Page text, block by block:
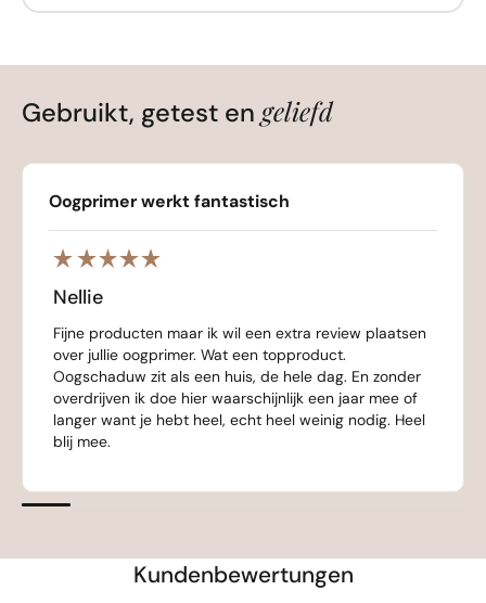
Gebruikt, getest engeliefd
Oogprimer werkt fantastisch
Nellie
Fijne producten maar ik wil een extra review plaatsen
over jullie oogprimer. Wat een topproduct.
Oogschaduw zit als een huis, de hele dag. En zonder
overdrijven ik doe hier waarschijnlijk een jaar mee of
langer want je hebt heel, echt heel weinig nodig. Heel
blij mee.
Kundenbewertungen